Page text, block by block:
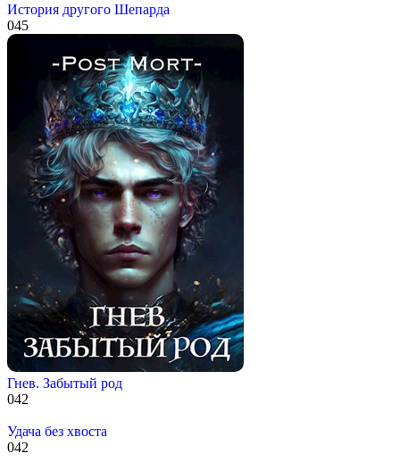
История другого Шепарда
045
Гнев. Забытый род
042
Удача без хвоста
042